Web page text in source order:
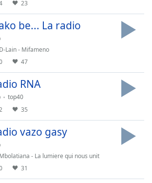
23
be... La radio
D-Lain - Mifameno
47
RNA
top40
35
vazo gasy
Mbolatiana - La lumiere qui nous unit
31